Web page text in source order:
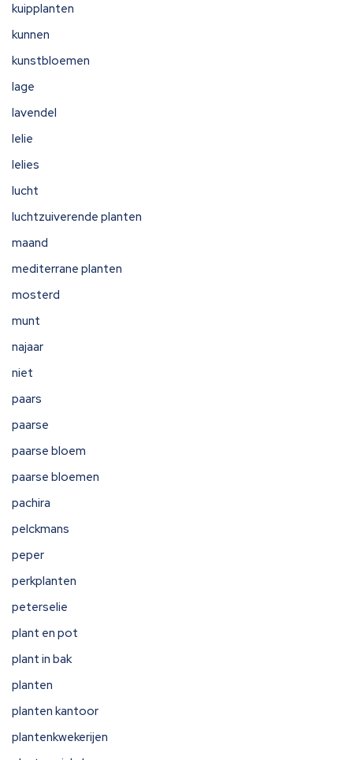
kuipplanten
kunnen
kunstbloemen
lage
lavendel
lelie
lelies
lucht
luchtzuiverende planten
maand
mediterrane planten
mosterd
munt
najaar
niet
paars
paarse
paarse bloem
paarse bloemen
pachira
pelckmans
peper
perkplanten
peterselie
plant en pot
plant in bak
planten
planten kantoor
plantenkwekerijen